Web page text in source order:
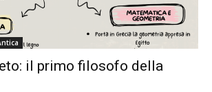
il primo filosofo della